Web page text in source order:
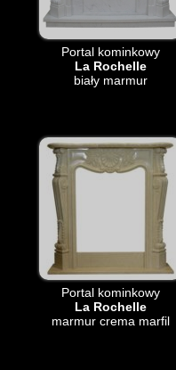
Portal kominkowy
La Rochelle
biały marmur
Portal kominkowy
La Rochelle
marmur crema marfil